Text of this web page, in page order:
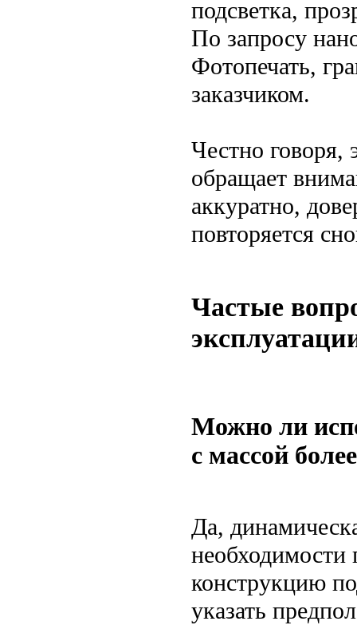
подсветка,
По запросу
Фотопечать,
заказчиком.
Честно говоря,
обращает
аккуратно,
повторяется
Частые
Можно ли
с массой
Да,
необходимости
конструкцию
указать